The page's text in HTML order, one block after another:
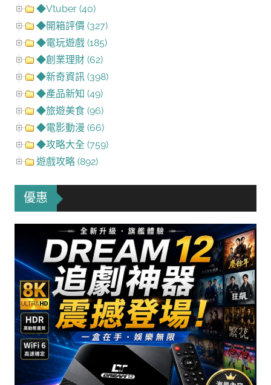
◆Vtuber (40)
◆開箱評價 (327)
◆電玩遊戲 (185)
◆創業理財 (62)
◆新奇資訊 (398)
◆產品新知 (49)
◆旅遊美食 (96)
◆電影動漫 (66)
◆攻略大全 (759)
遊戲攻略 (892)
優惠